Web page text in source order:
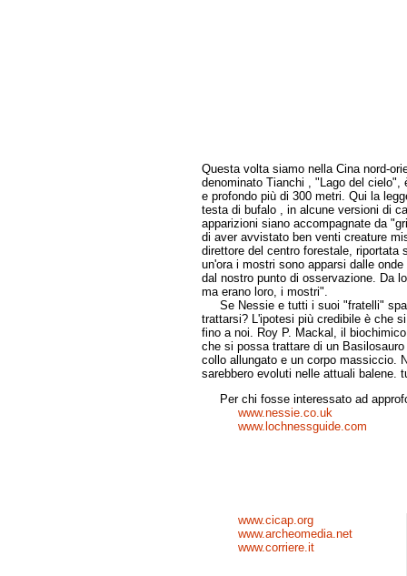
Questa volta siamo nella Cina nord-
denominato Tianchi , "Lago del
e profondo più di 300 metri. Qui la
testa di bufalo , in alcune versioni di
apparizioni siano accompagnate da
di aver avvistato ben venti creature
direttore del centro forestale, riportata
un'ora i mostri sono apparsi dalle
dal nostro punto di osservazione. Da
ma erano loro, i mostri".
Se Nessie e tutti i suoi "fratelli"
trattarsi? L'ipotesi più credibile è che
fino a noi. Roy P. Mackal, il
che si possa trattare di un
collo allungato e un corpo massiccio.
sarebbero evoluti nelle attuali balene.
Per chi fosse interessato ad
www.nessie.co.uk
www.lochnessguide.com
www.cicap.org
www.archeomedia.net
www.corriere.it